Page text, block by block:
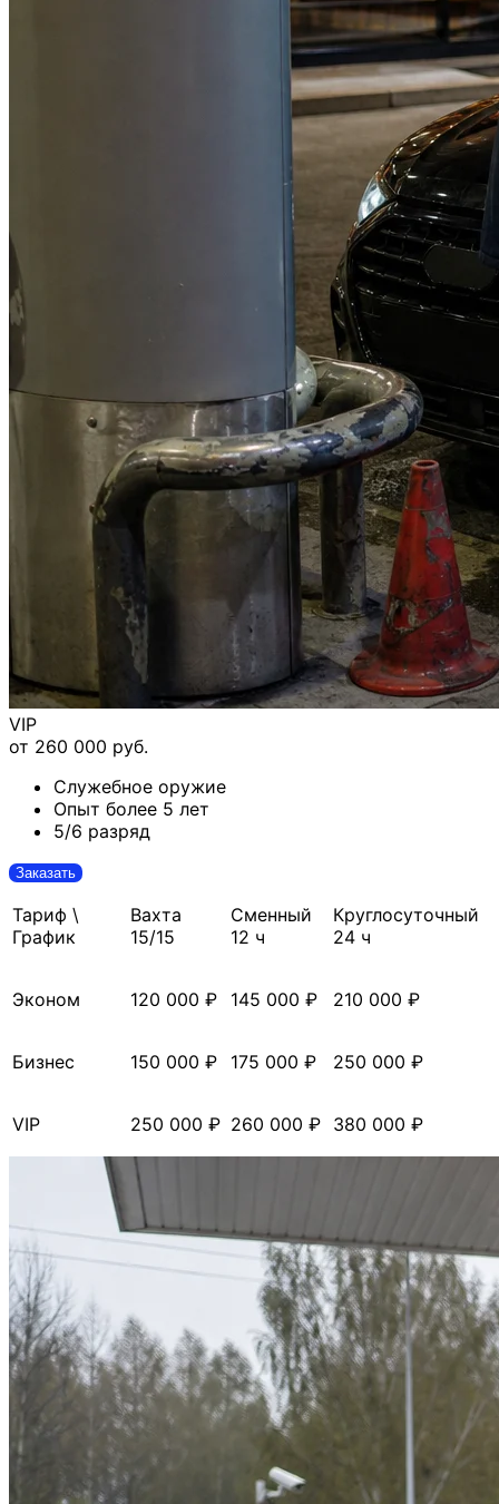
VIP
от 260 000 руб.
Служебное оружие
Опыт более 5 лет
5/6 разряд
Заказать
Тариф \
График
Вахта
15/15
Сменный
12 ч
Круглосуточный
24 ч
Эконом 120 000 ₽ 145 000 ₽ 210 000 ₽
Бизнес 150 000 ₽ 175 000 ₽ 250 000 ₽
VIP 250 000 ₽ 260 000 ₽ 380 000 ₽